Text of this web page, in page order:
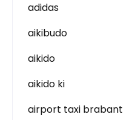
adidas
aikibudo
aikido
aikido ki
airport taxi brabant